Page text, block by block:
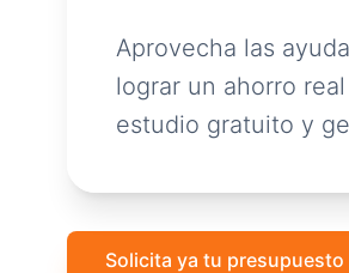
Aprovecha las
lograr un ahorro
estudio gratuito y
Solicita ya tu presupuesto